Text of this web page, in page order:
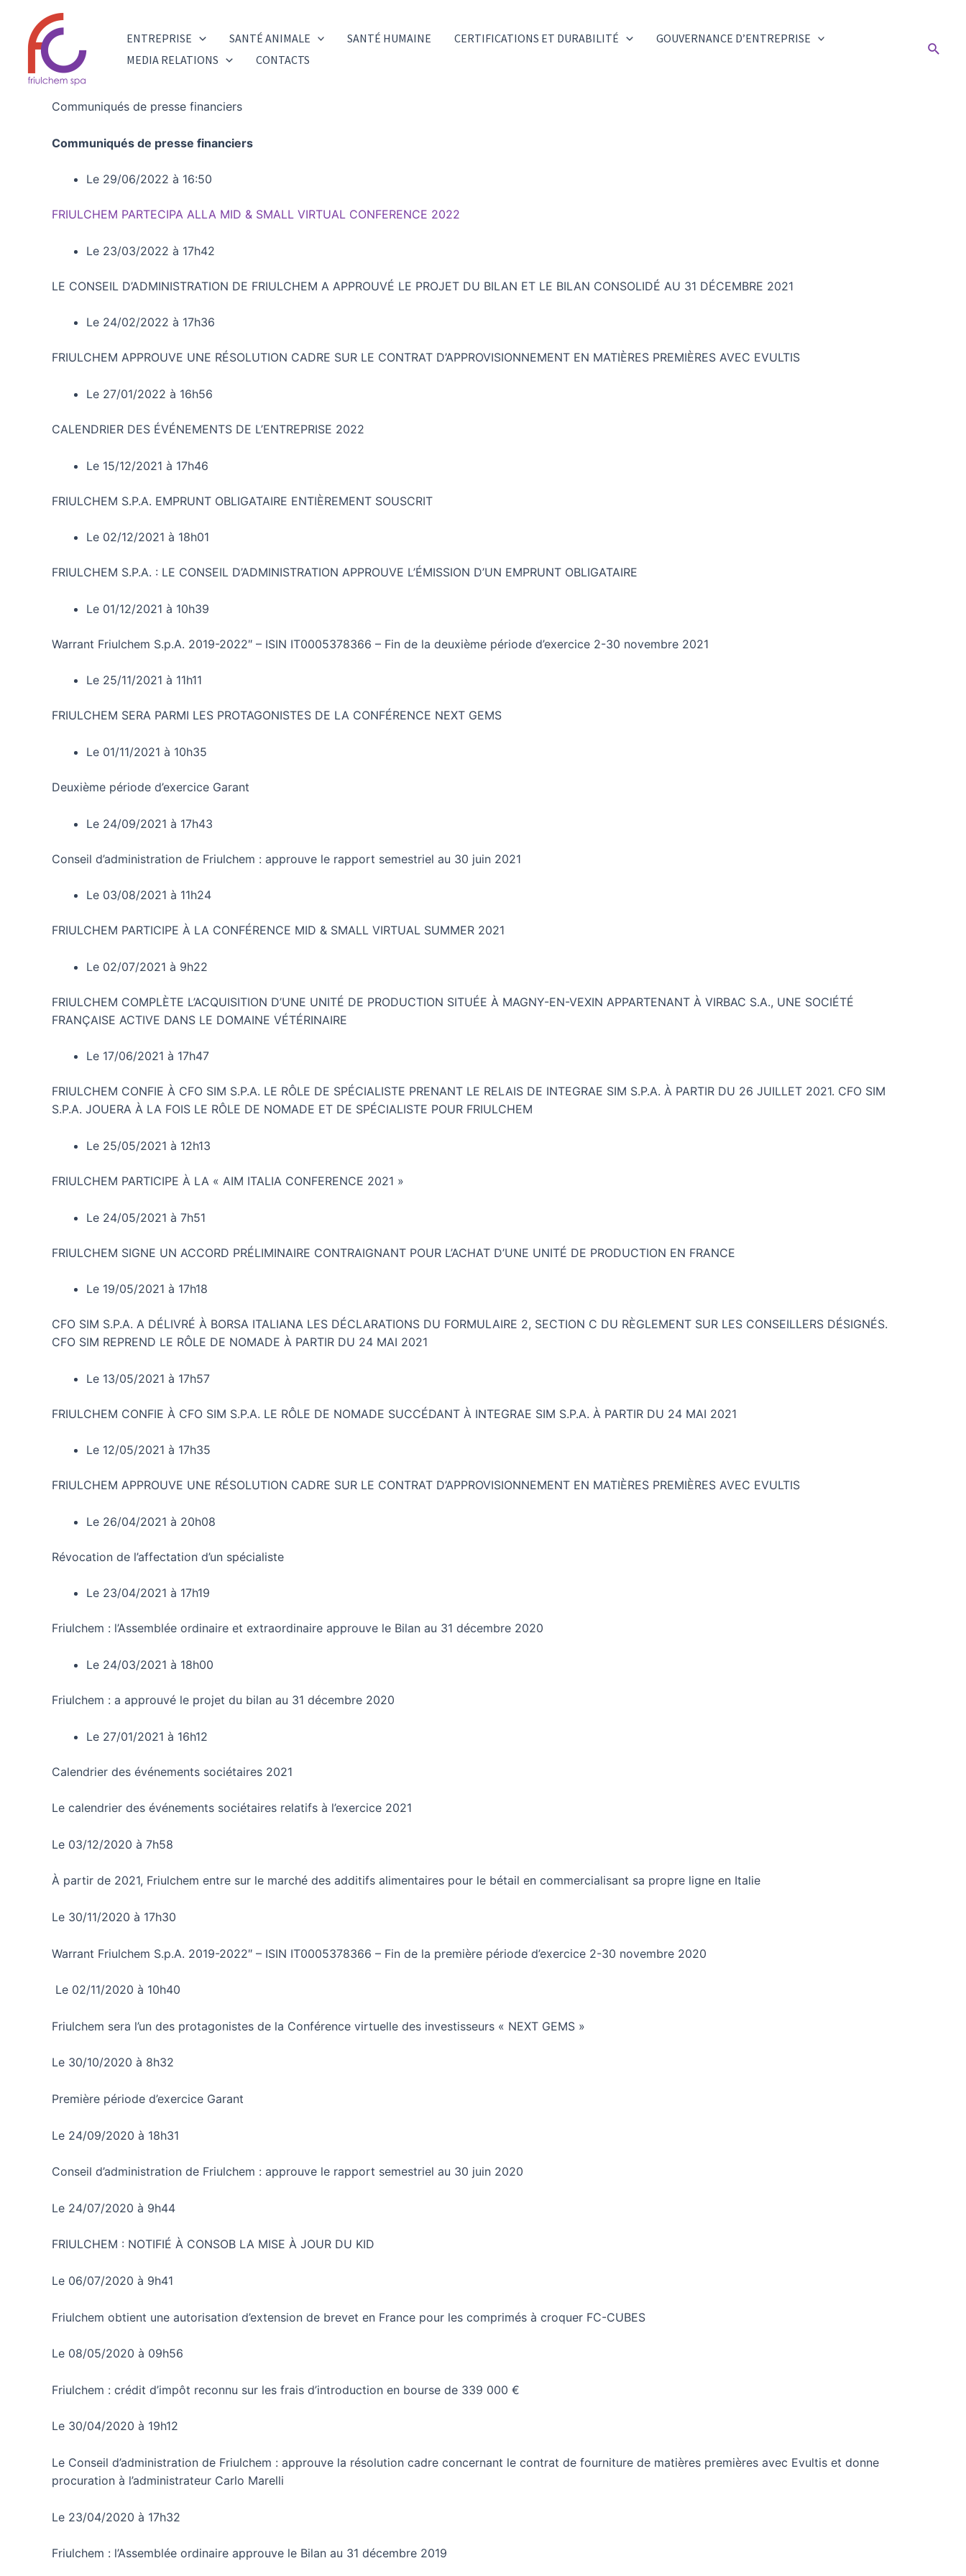
contenu
ENTREPRISE SANTÉ ANIMALE SANTÉ HUMAINE CERTIFICATIONS ET DURABILITÉ
GOUVERNANCE D’ENTREPRISE
MEDIA RELATIONS
CONTACTS
Communiqués de presse financiers
Communiqués de presse financiers
Le 29/06/2022 à 16:50
FRIULCHEM PARTECIPA ALLA MID & SMALL VIRTUAL CONFERENCE 2022
Le 23/03/2022 à 17h42
LE CONSEIL D’ADMINISTRATION DE FRIULCHEM A APPROUVÉ LE PROJET DU BILAN ET LE BILAN CONSOLIDÉ AU 31 DÉCEMBRE 2021
Le 24/02/2022 à 17h36
FRIULCHEM APPROUVE UNE RÉSOLUTION CADRE SUR LE CONTRAT D’APPROVISIONNEMENT EN MATIÈRES PREMIÈRES AVEC EVULTIS
Le 27/01/2022 à 16h56
CALENDRIER DES ÉVÉNEMENTS DE L’ENTREPRISE 2022
Le 15/12/2021 à 17h46
FRIULCHEM S.P.A. EMPRUNT OBLIGATAIRE ENTIÈREMENT SOUSCRIT
Le 02/12/2021 à 18h01
FRIULCHEM S.P.A. : LE CONSEIL D’ADMINISTRATION APPROUVE L’ÉMISSION D’UN EMPRUNT OBLIGATAIRE
Le 01/12/2021 à 10h39
Warrant Friulchem S.p.A. 2019-2022″ – ISIN IT0005378366 – Fin de la deuxième période d’exercice 2-30 novembre 2021
Le 25/11/2021 à 11h11
FRIULCHEM SERA PARMI LES PROTAGONISTES DE LA CONFÉRENCE NEXT GEMS
Le 01/11/2021 à 10h35
Deuxième période d’exercice Garant
Le 24/09/2021 à 17h43
Conseil d’administration de Friulchem : approuve le rapport semestriel au 30 juin 2021
Le 03/08/2021 à 11h24
FRIULCHEM PARTICIPE À LA CONFÉRENCE MID & SMALL VIRTUAL SUMMER 2021
Le 02/07/2021 à 9h22
FRIULCHEM COMPLÈTE L’ACQUISITION D’UNE UNITÉ DE PRODUCTION SITUÉE À MAGNY-EN-VEXIN APPARTENANT À VIRBAC S.A., UNE SOCIÉTÉ
FRANÇAISE ACTIVE DANS LE DOMAINE VÉTÉRINAIRE
Le 17/06/2021 à 17h47
FRIULCHEM CONFIE À CFO SIM S.P.A. LE RÔLE DE SPÉCIALISTE PRENANT LE RELAIS DE INTEGRAE SIM S.P.A. À PARTIR DU 26 JUILLET 2021. CFO SIM
S.P.A. JOUERA À LA FOIS LE RÔLE DE NOMADE ET DE SPÉCIALISTE POUR FRIULCHEM
Le 25/05/2021 à 12h13
FRIULCHEM PARTICIPE À LA « AIM ITALIA CONFERENCE 2021 »
Le 24/05/2021 à 7h51
FRIULCHEM SIGNE UN ACCORD PRÉLIMINAIRE CONTRAIGNANT POUR L’ACHAT D’UNE UNITÉ DE PRODUCTION EN FRANCE
Le 19/05/2021 à 17h18
CFO SIM S.P.A. A DÉLIVRÉ À BORSA ITALIANA LES DÉCLARATIONS DU FORMULAIRE 2, SECTION C DU RÈGLEMENT SUR LES CONSEILLERS DÉSIGNÉS.
CFO SIM REPREND LE RÔLE DE NOMADE À PARTIR DU 24 MAI 2021
Le 13/05/2021 à 17h57
FRIULCHEM CONFIE À CFO SIM S.P.A. LE RÔLE DE NOMADE SUCCÉDANT À INTEGRAE SIM S.P.A. À PARTIR DU 24 MAI 2021
Le 12/05/2021 à 17h35
FRIULCHEM APPROUVE UNE RÉSOLUTION CADRE SUR LE CONTRAT D’APPROVISIONNEMENT EN MATIÈRES PREMIÈRES AVEC EVULTIS
Le 26/04/2021 à 20h08
Révocation de l’affectation d’un spécialiste
Le 23/04/2021 à 17h19
Friulchem : l’Assemblée ordinaire et extraordinaire approuve le Bilan au 31 décembre 2020
Le 24/03/2021 à 18h00
Friulchem : a approuvé le projet du bilan au 31 décembre 2020
Le 27/01/2021 à 16h12
Calendrier des événements sociétaires 2021
Le calendrier des événements sociétaires relatifs à l’exercice 2021
Le 03/12/2020 à 7h58
À partir de 2021, Friulchem entre sur le marché des additifs alimentaires pour le bétail en commercialisant sa propre ligne en Italie
Le 30/11/2020 à 17h30
Warrant Friulchem S.p.A. 2019-2022″ – ISIN IT0005378366 – Fin de la première période d’exercice 2-30 novembre 2020
Le 02/11/2020 à 10h40
Friulchem sera l’un des protagonistes de la Conférence virtuelle des investisseurs « NEXT GEMS »
Le 30/10/2020 à 8h32
Première période d’exercice Garant
Le 24/09/2020 à 18h31
Conseil d’administration de Friulchem : approuve le rapport semestriel au 30 juin 2020
Le 24/07/2020 à 9h44
FRIULCHEM : NOTIFIÉ À CONSOB LA MISE À JOUR DU KID
Le 06/07/2020 à 9h41
Friulchem obtient une autorisation d’extension de brevet en France pour les comprimés à croquer FC-CUBES
Le 08/05/2020 à 09h56
Friulchem : crédit d’impôt reconnu sur les frais d’introduction en bourse de 339 000 €
Le 30/04/2020 à 19h12
Le Conseil d’administration de Friulchem : approuve la résolution cadre concernant le contrat de fourniture de matières premières avec Evultis et donne
procuration à l’administrateur Carlo Marelli
Le 23/04/2020 à 17h32
Friulchem : l’Assemblée ordinaire approuve le Bilan au 31 décembre 2019